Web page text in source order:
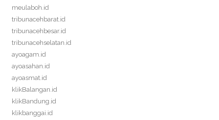
meulaboh.id
tribunacehbarat.id
tribunacehbesar.id
tribunacehselatan.id
ayoagam.id
ayoasahan.id
ayoasmat.id
klikBalangan.id
klikBandung.id
klikbanggai.id